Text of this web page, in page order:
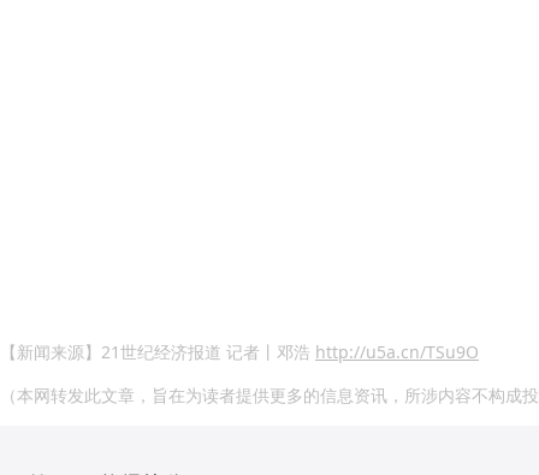
【新闻来源】21世纪经济报道 记者丨邓浩 http://u5a.cn/TSu9O
（本网转发此文章，旨在为读者提供更多的信息资讯，所涉内容不构